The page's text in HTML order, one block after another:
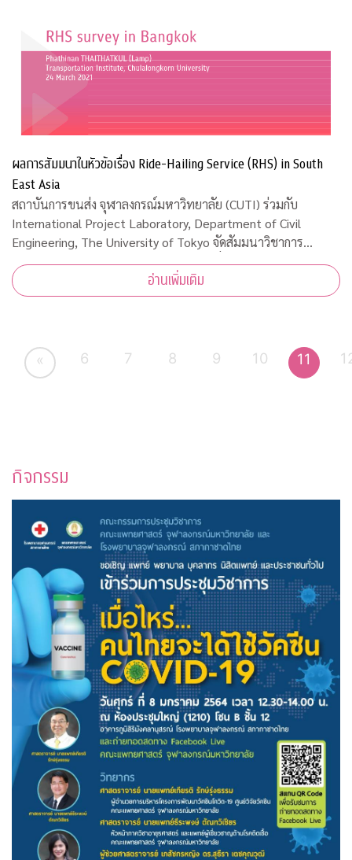
ผลการสัมมนาในหัวข้อเรื่อง Ride-Hailing Service (RHS) in South
East Asia
สถาบันการขนส่ง จุฬาลงกรณ์มหาวิทยาลัย (CUTI) ร่วมกับ
International Project Laboratory, Department of Civil
Engineering, The University of Tokyo จัดสัมมนาวิชาการ
ออนไลน์และเผยผลการสัมมนาในหัวข้อเรื่อง Ride-Hailing
Service (RHS) in South East Asia เมื่อวันพุธ
อ่านเพิ่มเติม
« 6 7 8 9 10 11
กิจกรรม